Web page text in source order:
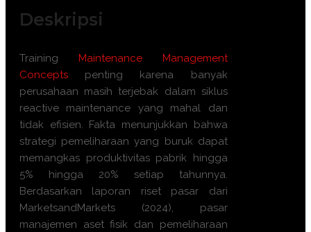
Deskripsi
Training
Maintenance Management
Concepts penting karena banyak
perusahaan masih terjebak dalam siklus
reactive maintenance yang mahal dan
tidak efisien. Fakta menunjukkan bahwa
strategi pemeliharaan yang buruk dapat
memangkas produktivitas pabrik hingga
5% hingga 20% setiap tahunnya.
Berdasarkan laporan riset pasar dari
MarketsandMarkets (2024), pasar
manajemen aset fisik dan pemeliharaan